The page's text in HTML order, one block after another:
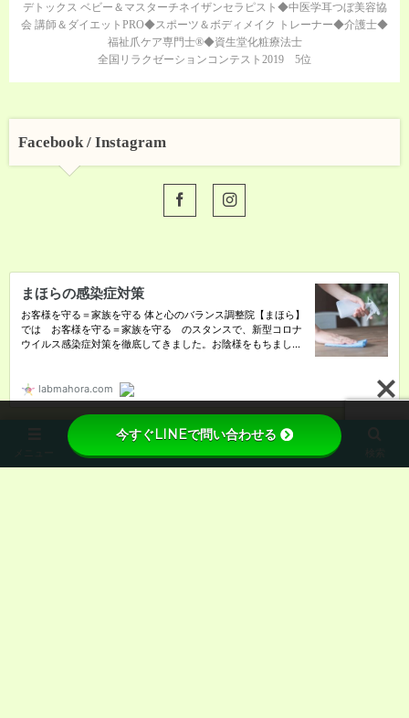
デトックス ベビー＆マスターチネイザンセラピスト◆中医学耳つぼ美容協
会 講師＆ダイエットPRO◆スポーツ＆ボディメイク トレーナー◆介護士◆
福祉爪ケア専門士®◆資生堂化粧療法士
全国リラクゼーションコンテスト2019 5位
Facebook / Instagram
今すぐLINEで問い合わせる